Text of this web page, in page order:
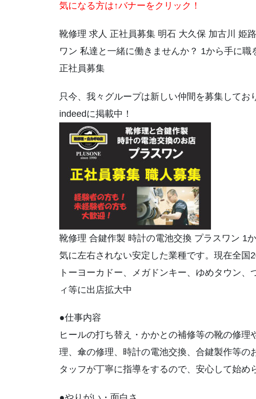
気になる方は↑バナーをクリック！
靴修理 求人 正社員募集 明石 大久保 加古川
ワン 私達と一緒に働きませんか？ 1から手に
正社員募集
只今、我々グループは新しい仲間を募集して
indeedに掲載中！
靴修理 合鍵作製 時計の電池交換 プラスワン 1
気に左右されない安定した業種です。現在全国
トーヨーカドー、メガドンキー、ゆめタウン
ィ等に出店拡大中
●仕事内容
ヒールの打ち替え・かかとの補修等の靴の修
理、傘の修理、時計の電池交換、合鍵製作等の
タッフが丁寧に指導をするので、安心して始め